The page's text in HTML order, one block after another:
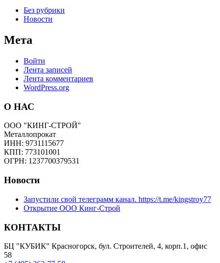
Без рубрики
Новости
Мета
Войти
Лента записей
Лента комментариев
WordPress.org
О НАС
ООО "КИНГ-СТРОЙ"
Металлопрокат
ИНН: 9731115677
КПП: 773101001
ОГРН: 1237700379531
Новости
Запустили свой телеграмм канал. https://t.me/kingstroy77
Открытие ООО Кинг-Строй
КОНТАКТЫ
БЦ "КУБИК" Красногорск, бул. Строителей, 4, корп.1, офис
58